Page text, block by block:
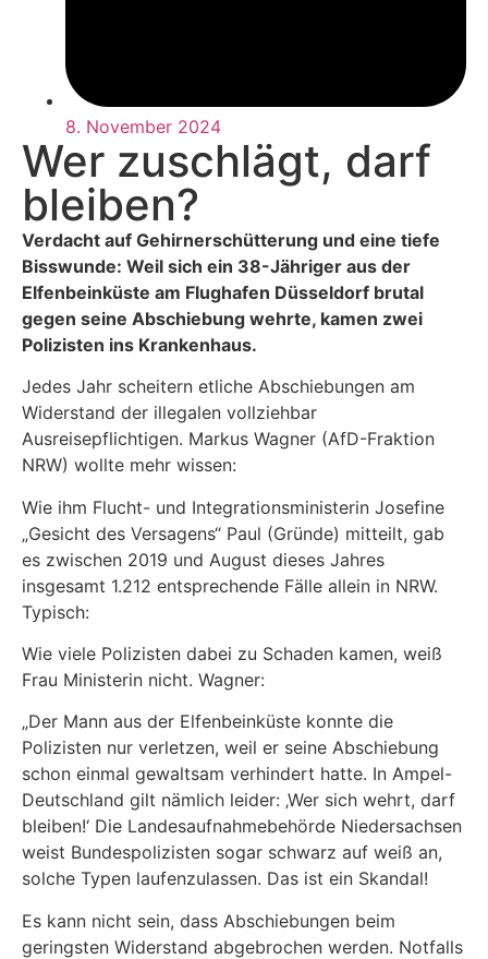
8. November 2024
Wer zuschlägt, darf
bleiben?
Verdacht auf Gehirnerschütterung und eine tiefe
Bisswunde: Weil sich ein 38-Jähriger aus der
Elfenbeinküste am Flughafen Düsseldorf brutal
gegen seine Abschiebung wehrte, kamen zwei
Polizisten ins Krankenhaus.
Jedes Jahr scheitern etliche Abschiebungen am
Widerstand der illegalen vollziehbar
Ausreisepflichtigen. Markus Wagner (AfD-Fraktion
NRW) wollte mehr wissen:
Wie ihm Flucht- und Integrationsministerin Josefine
„Gesicht des Versagens“ Paul (Gründe) mitteilt, gab
es zwischen 2019 und August dieses Jahres
insgesamt 1.212 entsprechende Fälle allein in NRW.
Typisch:
Wie viele Polizisten dabei zu Schaden kamen, weiß
Frau Ministerin nicht. Wagner:
„Der Mann aus der Elfenbeinküste konnte die
Polizisten nur verletzen, weil er seine Abschiebung
schon einmal gewaltsam verhindert hatte. In Ampel-
Deutschland gilt nämlich leider: ‚Wer sich wehrt, darf
bleiben!‘ Die Landesaufnahmebehörde Niedersachsen
weist Bundespolizisten sogar schwarz auf weiß an,
solche Typen laufenzulassen. Das ist ein Skandal!
Es kann nicht sein, dass Abschiebungen beim
geringsten Widerstand abgebrochen werden. Notfalls